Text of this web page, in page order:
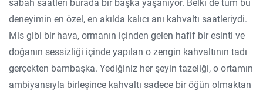
sabah saatleri burada bir başka yaşanıyor. Belki de tüm bu
deneyimin en özel, en akılda kalıcı anı kahvaltı saatleriydi.
Mis gibi bir hava, ormanın içinden gelen hafif bir esinti ve
doğanın sessizliği içinde yapılan o zengin kahvaltının tadı
gerçekten bambaşka. Yediğiniz her şeyin tazeliği, o ortamın
ambiyansıyla birleşince kahvaltı sadece bir öğün olmaktan